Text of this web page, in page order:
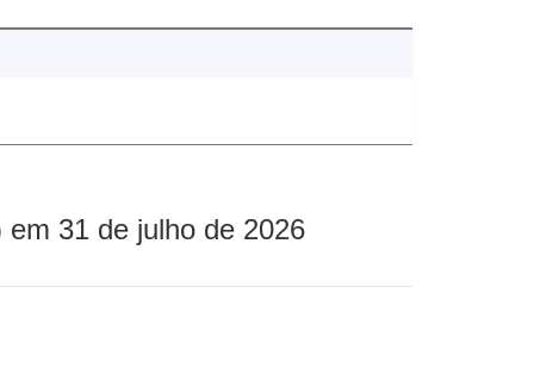
31 de julho de 2026